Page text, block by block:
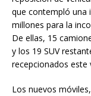
que contempló una
millones para la
De ellas, 15
y los 19 SUV
recepcionados este
Los nuevos